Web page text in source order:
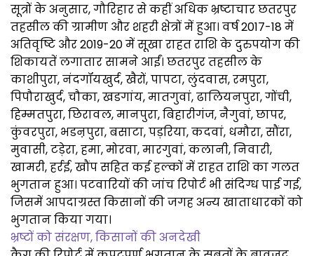
सूत्रों के अनुसार, गौरिहार से कहीं अधिक भ्रष्टाचार छतरपुर
तहसील की ग्रामीण और शहरी क्षेत्रों में हुआ। वर्ष 2017-18 में
अतिवृष्टि और 2019-20 में सूखा राहत राशि के दुरुपयोग की
शिकायतें लगातार सामने आईं। छतरपुर तहसील के
काशीपुरा, नंदगॉयखुर्द, खैरों, पापटा, लुंदवास, रमपुरा,
पिपौराखुर्द, चौका, खडगांय, मातगुवां, ढालियनपुरा, गोंची,
हिम्मतपुरा, छिरावल, मानपुरा, बिहारीगंज, नैगुवां, छापर,
कुंवरपुरा, भडऩपुरा, बसाटा, पड़रिया, कदवां, धमौरा, सौंरा,
मुवासी, टड़ेरा, हमा, मोरवा, मारगुवां, कलानी, निवारी,
खामरी, हर्रई, खौंप सहित कई हल्कों में राहत राशि का गलत
भुगतान हुआ। पटवारियों की जांच रिपोर्ट भी संदिग्ध पाई गई,
जिसमें आपदाग्रस्त किसानों की जगह अन्य खाताधारकों को
भुगतान किया गया।
भ्रष्टों को संरक्षण, किसानों की अनदेखी